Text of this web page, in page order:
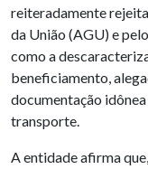
reiteradamente
da União (AGU) e
como a
beneficiamento,
documentação
transporte.
A entidade afirma